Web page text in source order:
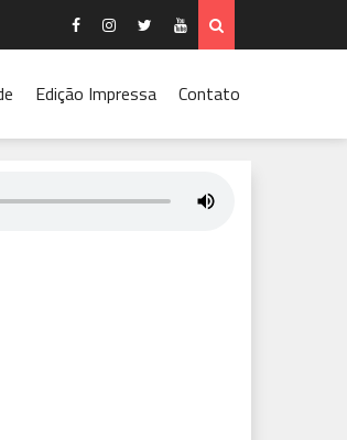
Edição Impressa Contato